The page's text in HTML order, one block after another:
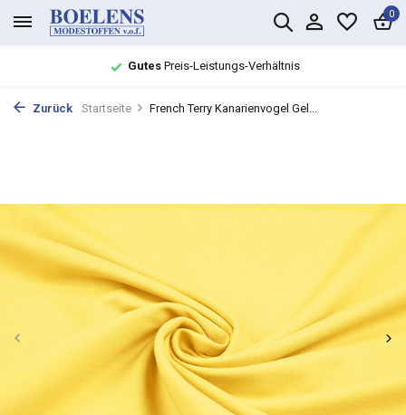
0
GutesPreis-Leistungs-Verhältnis
Zurück Startseite French Terry Kanarienvogel Gel...